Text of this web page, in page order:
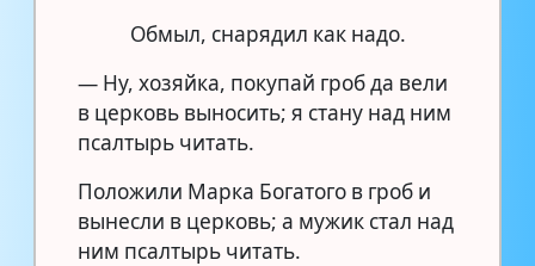
Обмыл, снарядил как надо.
— Ну, хозяйка, покупай гроб да вели
в церковь выносить; я стану над ним
псалтырь читать.
Положили Марка Богатого в гроб и
вынесли в церковь; а мужик стал над
ним псалтырь читать.